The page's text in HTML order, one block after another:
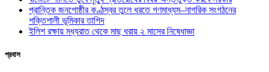
প্রান্তিক জনগোষ্ঠীর কণ্ঠস্বর তুলে ধরতে গণমাধ্যম–নাগরিক সংগঠনের
শক্তিশালী ভূমিকার তাগিদ
ইলিশ রক্ষায় মধ্যরাত থেকে মাছ ধরায় ২ মাসের নিষেধাজ্ঞা
প্রবাস